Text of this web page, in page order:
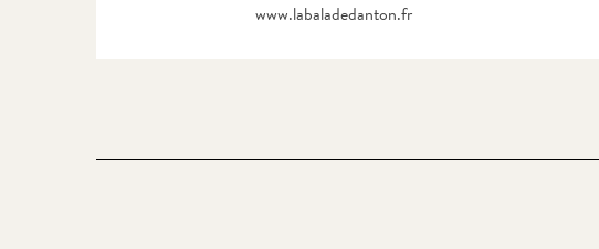
www.labaladedanton.fr